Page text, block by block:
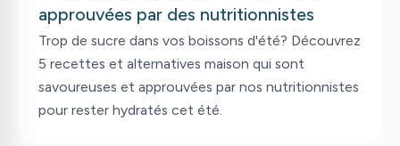
approuvées par des nutritionnistes
Trop de sucre dans vos boissons d'été? Découvrez
5 recettes et alternatives maison qui sont
savoureuses et approuvées par nos nutritionnistes
pour rester hydratés cet été.